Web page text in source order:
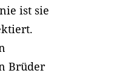
ist sie
Brüder